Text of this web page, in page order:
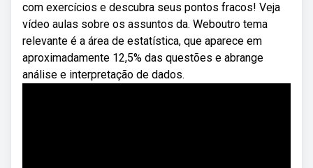
com exercícios e descubra seus pontos fracos! Veja
vídeo aulas sobre os assuntos da. Weboutro tema
relevante é a área de estatística, que aparece em
aproximadamente 12,5% das questões e abrange
análise e interpretação de dados.